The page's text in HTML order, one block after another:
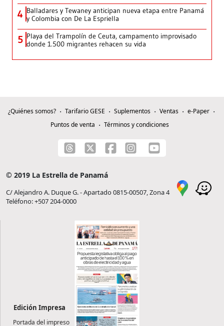
4 Balladares y Tewaney anticipan nueva etapa entre Panamá
y Colombia con De La Espriella
5 Playa del Trampolín de Ceuta, campamento improvisado
donde 1.500 migrantes rehacen su vida
¿Quiénes somos? Tarifario GESE Suplementos Ventas
e-Paper
Puntos de venta
Términos y condiciones
© 2019 La Estrella de Panamá
C/ Alejandro A. Duque G. - Apartado 0815-00507, Zona 4
Teléfono: +507 204-0000
Edición Impresa
Portada del impreso